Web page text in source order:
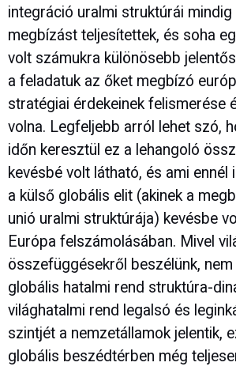
integráció uralmi struktúrái mindig
megbízást teljesítettek, és soha
volt számukra különösebb
a feladatuk az őket megbízó
stratégiai érdekeinek felismerése
volna. Legfeljebb arról lehet szó,
időn keresztül ez a lehangoló
kevésbé volt látható, és ami
a külső globális elit (akinek a
unió uralmi struktúrája) kevésbe
Európa felszámolásában. Mivel
összefüggésekről beszélünk,
globális hatalmi rend struktúra-
világhatalmi rend legalsó és
szintjét a nemzetállamok jelentik,
globális beszédtérben még